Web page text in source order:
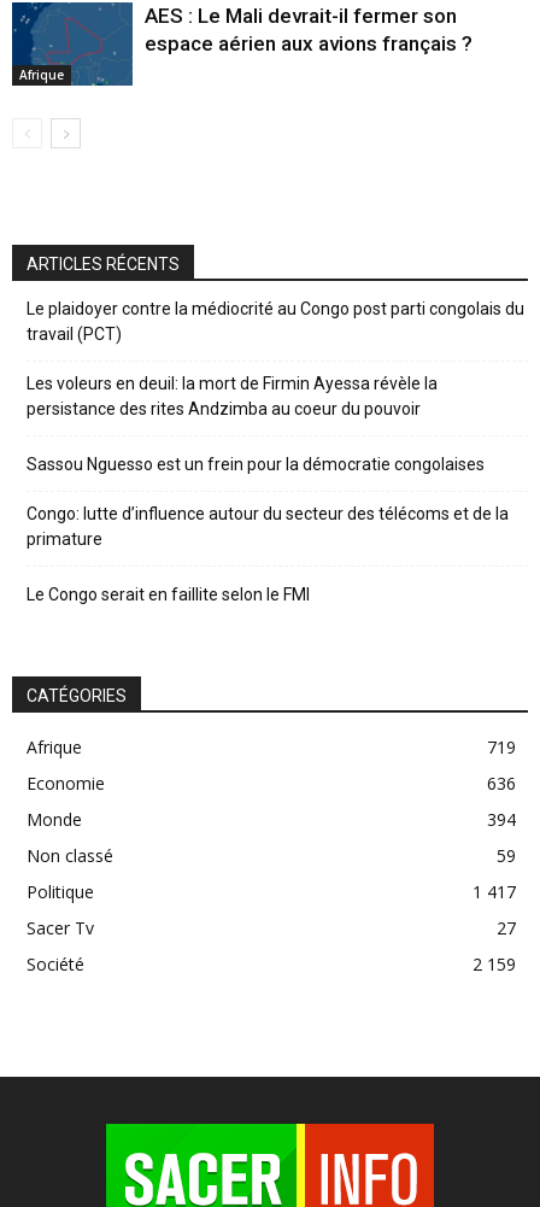
Afrique
AES : Le Mali devrait-il fermer son
espace aérien aux avions français ?
ARTICLES RÉCENTS
Le plaidoyer contre la médiocrité au Congo post parti congolais du
travail (PCT)
Les voleurs en deuil: la mort de Firmin Ayessa révèle la
persistance des rites Andzimba au coeur du pouvoir
Sassou Nguesso est un frein pour la démocratie congolaises
Congo: lutte d’influence autour du secteur des télécoms et de la
primature
Le Congo serait en faillite selon le FMI
CATÉGORIES
Afrique
719
Economie
636
Monde
394
Non classé
59
Politique
1 417
Sacer Tv
27
Société
2 159